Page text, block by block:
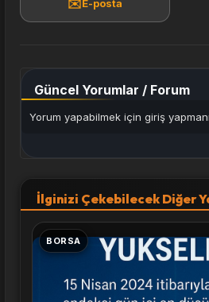
✉️ E-posta
Güncel Yorumlar / Forum
Yorum yapabilmek için giriş
İlginizi Çekebilecek Diğer
BORSA